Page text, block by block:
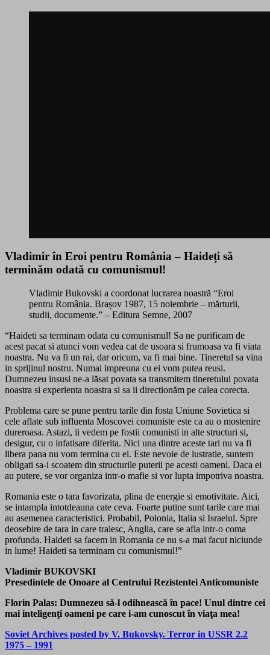
Vladimir în Eroi pentru România – Haideți să
terminăm odată cu comunismul!
Vladimir Bukovski a coordonat lucrarea noastră “Eroi
pentru România. Brașov 1987, 15 noiembrie – mărturii,
studii, documente.” – Editura Semne, 2007
“Haideti sa terminam odata cu comunismul! Sa ne purificam de
acest pacat si atunci vom vedea cat de usoara si frumoasa va fi viata
noastra. Nu va fi un rai, dar oricum, va fi mai bine. Tineretul sa vina
in sprijinul nostru. Numai impreuna cu ei vom putea reusi.
Dumnezeu insusi ne-a lăsat povata sa transmitem tineretului povata
noastra si experienta noastra si sa ii directionăm pe calea corecta.
Problema care se pune pentru tarile din fosta Uniune Sovietica si
cele aflate sub influenta Moscovei comuniste este ca au o mostenire
dureroasa. Astazi, ii vedem pe fostii comunisti in alte structuri si,
desigur, cu o infatisare diferita. Nici una dintre aceste tari nu va fi
libera pana nu vom termina cu ei. Este nevoie de lustratie, suntem
obligati sa-i scoatem din structurile puterii pe acesti oameni. Daca ei
au putere, se vor organiza intr-o mafie si vor lupta impotriva noastra.
Romania este o tara favorizata, plina de energie si emotivitate. Aici,
se intampla intotdeauna cate ceva. Foarte putine sunt tarile care mai
au asemenea caracteristici. Probabil, Polonia, Italia si Israelul. Spre
deosebire de tara in care traiesc, Anglia, care se afla intr-o coma
profunda. Haideti sa facem in Romania ce nu s-a mai facut niciunde
in lume! Haideti sa terminam cu comunismul!”
Vladimir BUKOVSKI
Presedintele de Onoare al Centrului Rezistentei Anticomuniste
Florin Palas: Dumnezeu să-l odihnească în pace! Unul dintre cei
mai inteligenţi oameni pe care i-am cunoscut în viaţa mea!
Soviet Archives posted by V. Bukovsky. Terror in USSR 2.2
1975 – 1991